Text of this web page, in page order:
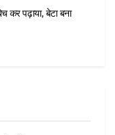
कर पढ़ाया, बेटा बना